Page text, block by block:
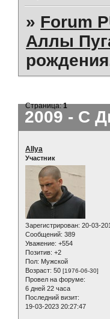
» Forum
Аллы
2009 - C
Страница:1
AIlya
Участник
Зарегистрирован: 20-03-
Сообщений: 389
Уважение: +554
Позитив: +2
Пол: Мужской
Возраст: 50 [1976-06-30]
Провел на форуме:
6 дней 22 часа
Последний визит:
19-03-2023 20:27:47